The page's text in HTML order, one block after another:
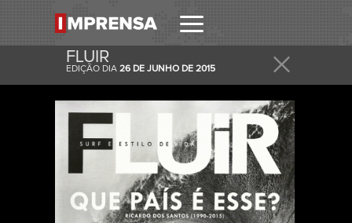
FLUIR
EDIÇÃO DIA 26 DE JUNHO DE 2015
RECEBER
RECEBA ESTA E OUTRAS CAPAS NO SEU EMAIL
DIARIAMENTE.